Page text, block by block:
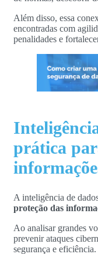
Além disso, essa
encontradas com
penalidades e
prática
A inteligência de
proteção das
Ao analisar grandes
prevenir ataques
segurança e